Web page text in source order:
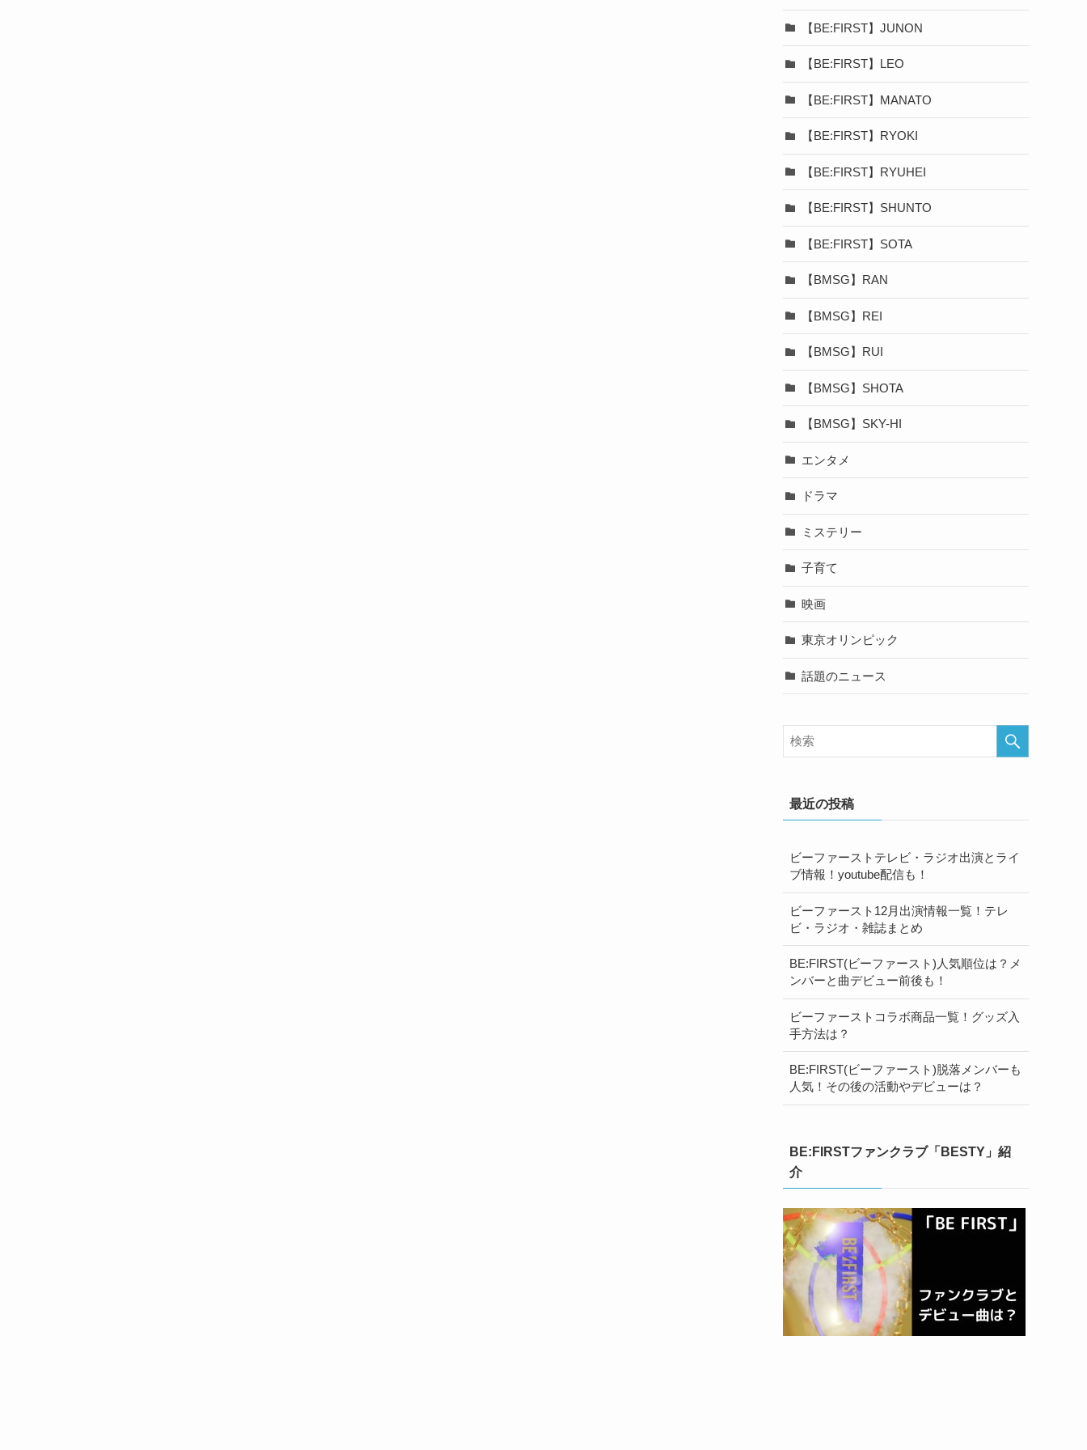
【BE:FIRST】JUNON
【BE:FIRST】LEO
【BE:FIRST】MANATO
【BE:FIRST】RYOKI
【BE:FIRST】RYUHEI
【BE:FIRST】SHUNTO
【BE:FIRST】SOTA
【BMSG】RAN
【BMSG】REI
【BMSG】RUI
【BMSG】SHOTA
【BMSG】SKY-HI
エンタメ
ドラマ
ミステリー
子育て
映画
東京オリンピック
話題のニュース
最近の投稿
ビーファーストテレビ・ラジオ出演とライ
ブ情報！youtube配信も！
ビーファースト12月出演情報一覧！テレ
ビ・ラジオ・雑誌まとめ
BE:FIRST(ビーファースト)人気順位は？メ
ンバーと曲デビュー前後も！
ビーファーストコラボ商品一覧！グッズ入
手方法は？
BE:FIRST(ビーファースト)脱落メンバーも
人気！その後の活動やデビューは？
BE:FIRSTファンクラブ「BESTY」紹
介